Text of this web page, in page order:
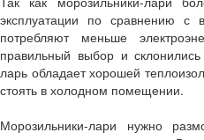
эксплуатации по сравнению с
потребляют меньше
правильный выбор и
ларь обладает хорошей
стоять в холодном помещении.
Морозильники-лари нужно